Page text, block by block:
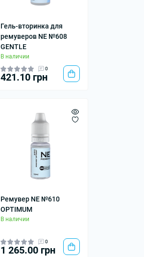
Гель-вторинка для
ремуверов NE №608
GENTLE
В наличии
0
421.10 грн
Ремувер NE №610
OPTIMUM
В наличии
0
1 265.00 грн